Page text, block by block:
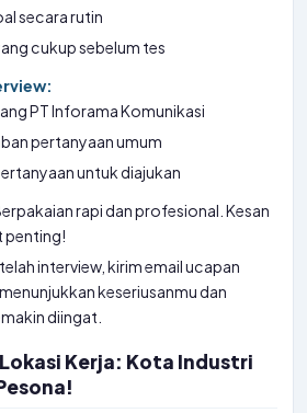
secara rutin
cukup sebelum tes
PT Inforama Komunikasi
pertanyaan umum
untuk diajukan
rapi dan profesional. Kesan
penting!
interview, kirim email ucapan
keseriusanmu dan
diingat.
Kerja: Kota Industri